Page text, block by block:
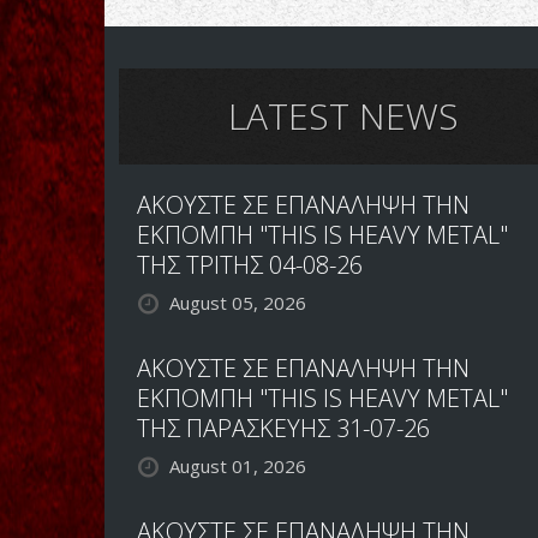
Alice
under
LATEST NEWS
ΑΚΟΥΣΤΕ ΣΕ ΕΠΑΝΑΛΗΨΗ ΤΗΝ
ΕΚΠΟΜΠΗ "THIS IS HEAVY METAL"
ΤΗΣ ΤΡΙΤΗΣ 04-08-26
August 05, 2026
ΑΚΟΥΣΤΕ ΣΕ ΕΠΑΝΑΛΗΨΗ ΤΗΝ
ΕΚΠΟΜΠΗ "THIS IS HEAVY METAL"
ΤΗΣ ΠΑΡΑΣΚΕΥΗΣ 31-07-26
August 01, 2026
ΑΚΟΥΣΤΕ ΣΕ ΕΠΑΝΑΛΗΨΗ ΤΗΝ